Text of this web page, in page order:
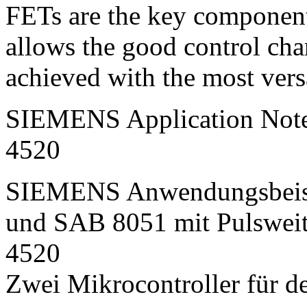
FETs are the key
allows the good control
achieved with the most
SIEMENS Application
4520
SIEMENS
und SAB 8051 mit
4520
Zwei Mikrocontroller für